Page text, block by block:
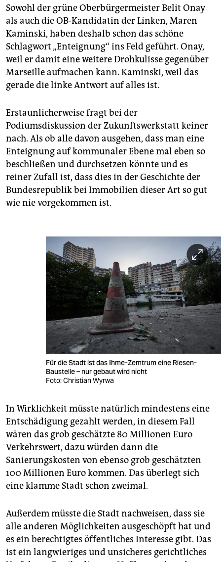
Sowohl der grüne Oberbürgermeister Belit Onay
als auch die OB-Kandidatin der Linken, Maren
Kaminski, haben deshalb schon das schöne
Schlagwort „Enteignung“ ins Feld geführt. Onay,
weil er damit eine weitere Drohkulisse gegenüber
Marseille aufmachen kann. Kaminski, weil das
gerade die linke Antwort auf alles ist.
Erstaunlicherweise fragt bei der
Podiumsdiskussion der Zukunftswerkstatt keiner
nach. Als ob alle davon ausgehen, dass man eine
Enteignung auf kommunaler Ebene mal eben so
beschließen und durchsetzen könnte und es
reiner Zufall ist, dass dies in der Geschichte der
Bundesrepublik bei Immobilien dieser Art so gut
wie nie vorgekommen ist.
Für die Stadt ist das Ihme-Zemtrum eine Riesen-
Baustelle – nur gebaut wird nicht
Foto: Christian Wyrwa
In Wirklichkeit müsste natürlich mindestens eine
Entschädigung gezahlt werden, in diesem Fall
wären das grob geschätzte 80 Millionen Euro
Verkehrswert, dazu würden dann die
Sanierungskosten von ebenso grob geschätzten
100 Millionen Euro kommen. Das überlegt sich
eine klamme Stadt schon zweimal.
Außerdem müsste die Stadt nachweisen, dass sie
alle anderen Möglichkeiten ausgeschöpft hat und
es ein berechtigtes öffentliches Interesse gibt. Das
ist ein langwieriges und unsicheres gerichtliches